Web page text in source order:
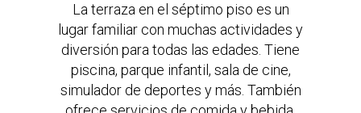
La terraza en el séptimo piso es un
lugar familiar con muchas actividades y
diversión para todas las edades. Tiene
piscina, parque infantil, sala de cine,
simulador de deportes y más. También